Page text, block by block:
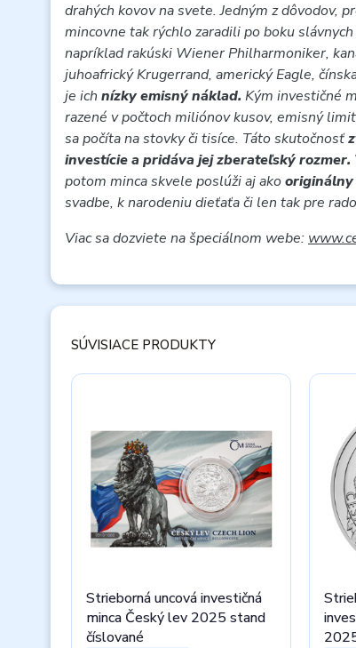
drahých kovov na svete. Jedným z dôvodov,
mincovne tak rýchlo zaradili po boku
napríklad rakúski Wiener Philharmoniker,
juhoafrický Krugerrand, americký Eagle,
je ich nízky emisný náklad. Kým investičné
razené v počtoch miliónov kusov, emisný
sa počíta na stovky či tisíce. Táto skutočnosť
investície a pridáva jej zberateľský rozmer.
potom minca skvele poslúži aj ako
svadbe, k narodeniu dieťaťa či len tak pre
Viac sa dozviete na špeciálnom webe:
SÚVISIACE PRODUKTY
Strieborná uncová investičná
minca Český lev 2025 stand
číslované